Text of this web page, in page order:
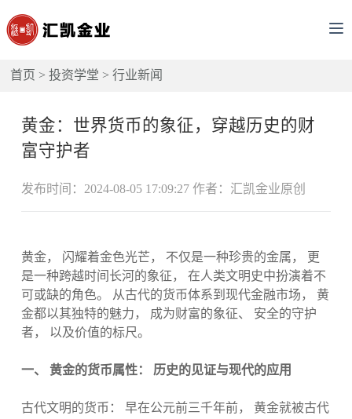
首页 >投资学堂 >行业新闻
黄金：世界货币的象征，穿越历史的财
富守护者
发布时间：2024-08-05 17:09:27 作者：汇凯金业原创
黄金， 闪耀着金色光芒， 不仅是一种珍贵的金属， 更
是一种跨越时间长河的象征， 在人类文明史中扮演着不
可或缺的角色。 从古代的货币体系到现代金融市场， 黄
金都以其独特的魅力， 成为财富的象征、 安全的守护
者， 以及价值的标尺。
一、 黄金的货币属性： 历史的见证与现代的应用
古代文明的货币： 早在公元前三千年前， 黄金就被古代